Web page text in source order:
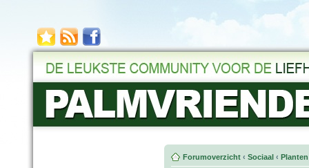
Forumoverzicht ‹ Sociaal ‹